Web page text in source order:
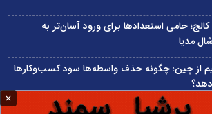
کالج؛ حامی استعدادها برای ورود آسان‌تر به
مدیا
از چین؛ چگونه حذف واسطه‌ها سود کسب‌وکارها
طلا برای تابستان؛ انتخابی ظریف و متفاوت